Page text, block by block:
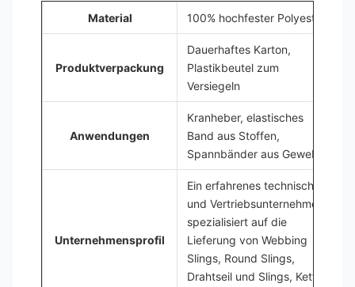
Material 100% hochfester Polyester
Produktverpackung
Dauerhaftes Karton,
Plastikbeutel zum
Versiegeln
Anwendungen
Kranheber, elastisches
Band aus Stoffen,
Spannbänder aus Gewebe
Unternehmensprofil
Ein erfahrenes technisches
und Vertriebsunternehmen,
spezialisiert auf die
Lieferung von Webbing
Slings, Round Slings,
Drahtseil und Slings, Ketten,